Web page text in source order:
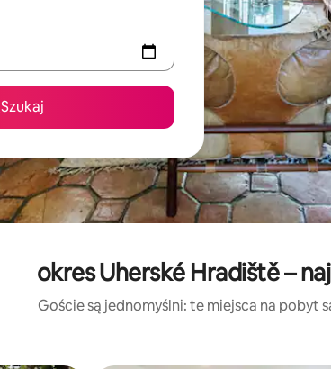
Szukaj
okres Uherské Hradiště –
Goście są jednomyślni: te miejsca na pobyt